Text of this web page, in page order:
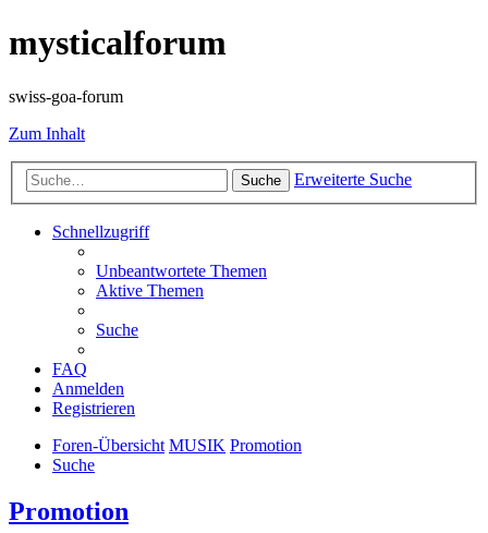
mysticalforum
swiss-goa-forum
Zum Inhalt
Suche Erweiterte Suche
Schnellzugriff
Unbeantwortete Themen
Aktive Themen
Suche
FAQ
Anmelden
Registrieren
Foren-Übersicht MUSIK Promotion
Suche
Promotion